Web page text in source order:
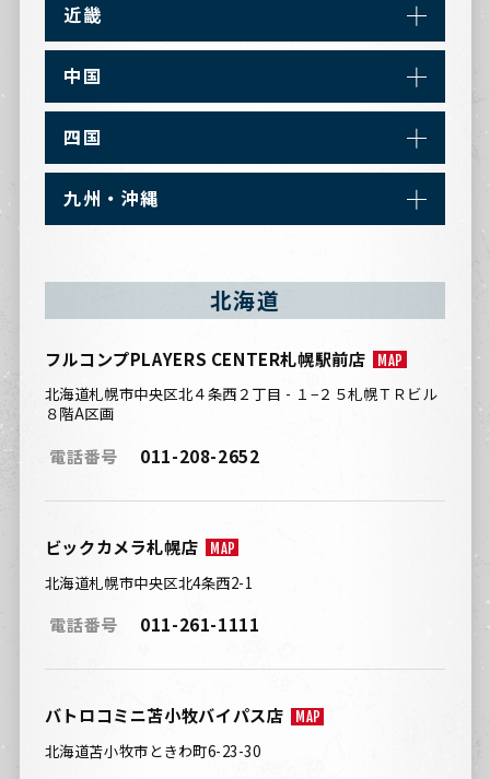
近畿
中国
四国
九州・沖縄
北海道
フルコンプPLAYERS CENTER札幌駅前店 MAP
北海道札幌市中央区北４条西２丁目 - １−２５札幌ＴＲビル
８階A区画
電話番号 011-208-2652
ビックカメラ札幌店 MAP
北海道札幌市中央区北4条西2-1
電話番号 011-261-1111
バトロコミニ苫小牧バイパス店 MAP
北海道苫小牧市ときわ町6-23-30